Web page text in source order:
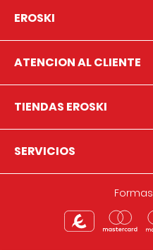
EROSKI
ATENCION AL CLIENTE
TIENDAS EROSKI
SERVICIOS